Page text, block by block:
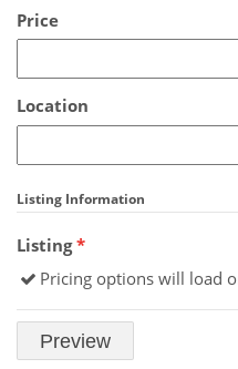
Price
Location
Listing Information
Listing*
Pricing options will load